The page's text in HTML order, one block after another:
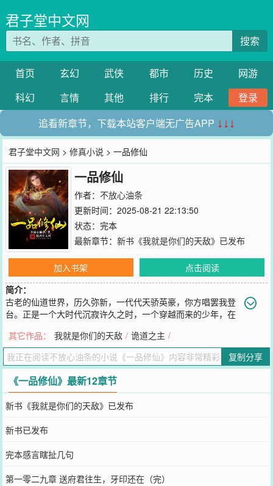
君子堂中文网
搜索
首页 玄幻 武侠 都市 历史
网游
科幻
言情 其他 排行 完本
登录
追看新章节，下载本站客户端无广告APP ↓↓↓
君子堂中文网 >修真小说 > 一品修仙
一品修仙
作者： 不放心油条
更新时间：2025-08-21 22:13:50
状态：完本
最新章节： 新书《我就是你们的天敌》已发布
加入书架
点击阅读
简介：
古老的仙道世界，历久弥新，一代代天骄英豪，你方唱罢我登
台。正是一个大时代沉寂许久之时，一个穿越而来的少年，在
你们，只有一级小号自带的技能，才是最实用的！”“例如，有个技
能，官名拾取，诨名摸尸。”PS：简介先改成这个用着……建了个读者
群，697-475-270
您要是觉得《 一品修仙 》还不错的话请不要忘记向您QQ群和微博微信
里的朋友推荐哦！
其它作品： 我就是你们的天敌 / 诡道之主 /
复制分享
《一品修仙》最新12章节
新书《我就是你们的天敌》已发布
新书已发布
完本感言瞎扯几句
第一零二九章 送府君往生，牙印还在（完）